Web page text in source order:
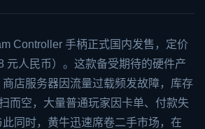
Controller 手柄正式国内发售，定价
元人民币）。这款备受期待的硬件产
店服务器因流量过载频发故障，库存
而空，大量普通玩家因卡单、付款失
同时，黄牛迅速席卷二手市场，在